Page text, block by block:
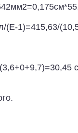
(E-1)=415,63/